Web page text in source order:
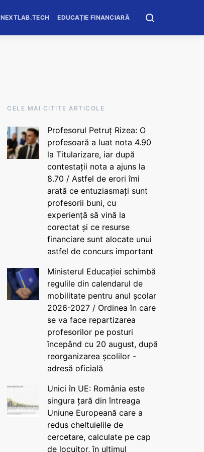
NEXTLAB.TECH EDUCAȚIE FINANCIARĂ
CELE MAI CITITE ARTICOLE
Profesorul Petruț Rizea: O
profesoară a luat nota 4.90
la Titularizare, iar după
contestații nota a ajuns la
8.70 / Astfel de erori îmi
arată ce entuziasmați sunt
profesorii buni, cu
experiență să vină la
corectat și ce resurse
financiare sunt alocate unui
astfel de concurs important
Ministerul Educației schimbă
regulile din calendarul de
mobilitate pentru anul școlar
2026-2027 / Ordinea în care
se va face repartizarea
profesorilor pe posturi
începând cu 20 august, după
reorganizarea școlilor -
adresă oficială
Unici în UE: România este
singura țară din întreaga
Uniune Europeană care a
redus cheltuielile de
cercetare, calculate pe cap
de locuitor, în ultimul